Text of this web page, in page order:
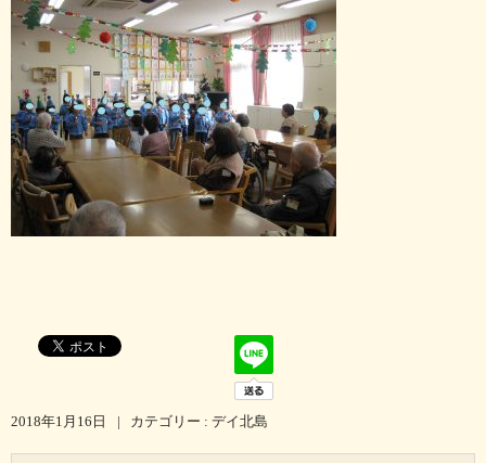
2018年1月16日 | カテゴリー : デイ北島